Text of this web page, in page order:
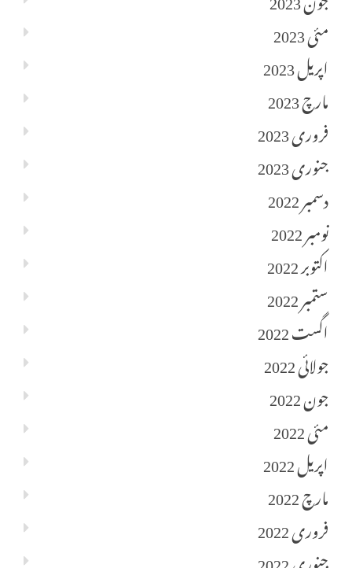
مئی 2023
اپریل 2023
مارچ 2023
فروری 2023
جنوری 2023
دسمبر 2022
نومبر 2022
اکتوبر 2022
ستمبر 2022
اگست 2022
جولائی 2022
جون 2022
مئی 2022
اپریل 2022
مارچ 2022
فروری 2022